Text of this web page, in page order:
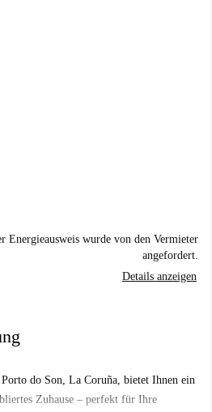
Energieausweis wurde von den Vermieter
angefordert.
Details anzeigen
do Son, La Coruña, bietet Ihnen ein
Zuhause – perfekt für Ihre